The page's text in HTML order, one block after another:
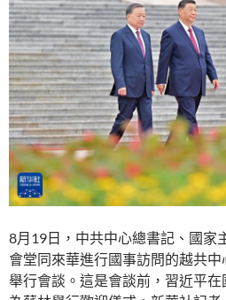
8月19日，中共中心總書記、國家
會堂同來華進行國事訪問的越共
舉行會談。這是會談前，習近平